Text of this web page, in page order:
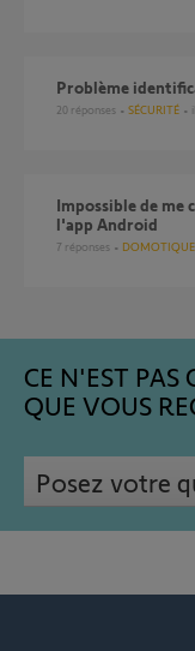
Problème
20 réponses SÉCURITÉ
Impossible de me connecter à mon compte Tahoma sur
l'app Android
7 réponses DOMOTIQUE
CE N'EST PAS
QUE VOUS
Posez votre